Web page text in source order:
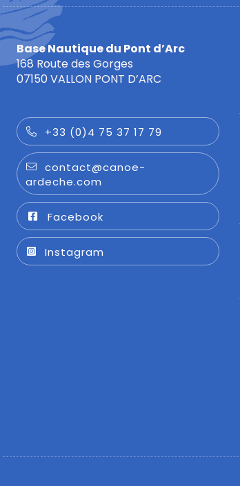
Base Nautique du Pont d’Arc
168 Route des Gorges
07150 VALLON PONT D’ARC
+33 (0)4 75 37 17 79
contact@canoe-
ardeche.com
Facebook
Instagram